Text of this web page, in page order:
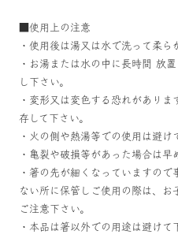
■使用上の注意
・使用後は湯又は水で洗って柔ら
・お湯または水の中に長時間 放
し下さい。
・変形又は変色する恐れがあり
存して下さい。
・火の側や熱湯等での使用は避け
・亀裂や破損等があった場合は早
・箸の先が細くなっていますの
ない所に保管しご使用の際は、お
ご注意下さい。
・本品は箸以外での用途は避けて